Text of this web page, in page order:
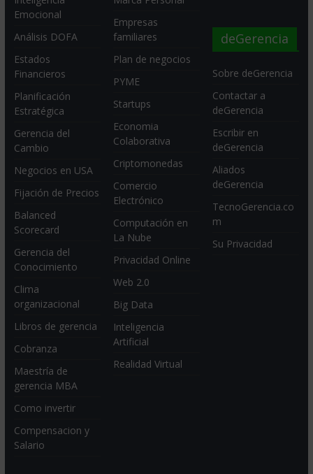
Emocional
Análisis DOFA
Estados
Financieros
Planificación
Estratégica
Gerencia del
Cambio
Negocios en USA
Fijación de Precios
Balanced
Scorecard
Gerencia del
Conocimiento
Clima
organizacional
Libros de gerencia
Cobranza
Maestría de
gerencia MBA
Como invertir
Compensacion y
Salario
Empresas
familiares
Plan de negocios
PYME
Startups
Economia
Colaborativa
Criptomonedas
Comercio
Electrónico
Computación en
La Nube
Privacidad Online
Web 2.0
Big Data
Inteligencia
Artificial
Realidad Virtual
deGerencia
Sobre deGerencia
Contactar a
deGerencia
Escribir en
deGerencia
Aliados
deGerencia
TecnoGerencia.co
m
Su Privacidad